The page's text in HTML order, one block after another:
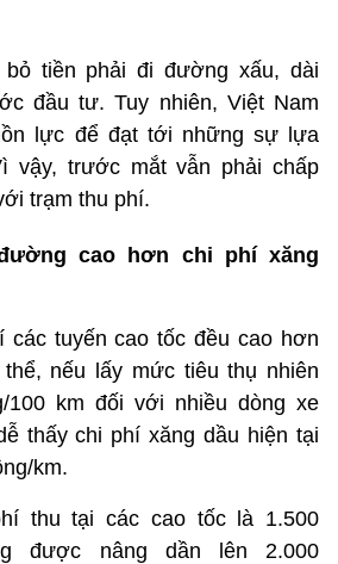
bỏ tiền phải đi đường xấu, dài
đầu tư. Tuy nhiên, Việt Nam
lực để đạt tới những sự lựa
vậy, trước mắt vẫn phải chấp
trạm thu phí.
cao hơn chi phí xăng
các tuyến cao tốc đều cao hơn
nếu lấy mức tiêu thụ nhiên
100 km đối với nhiều dòng xe
thấy chi phí xăng dầu hiện tại
km.
thu tại các cao tốc là 1.500
được nâng dần lên 2.000